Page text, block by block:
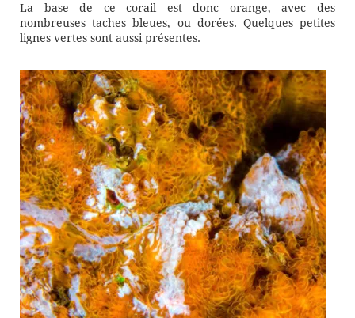
La base de ce corail est donc orange, avec des
nombreuses taches bleues, ou dorées. Quelques petites
lignes vertes sont aussi présentes.